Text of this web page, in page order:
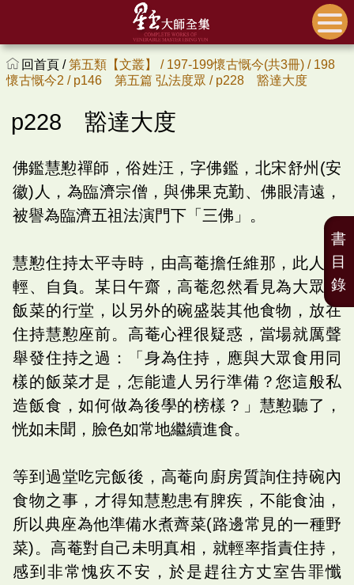
回首頁 /第五類【文叢】 / 197-199懷古慨今(共3冊) / 198
懷古慨今2 / p146 第五篇 弘法度眾 / p228 豁達大度
p228 豁達大度
佛鑑慧懃禪師，俗姓汪，字佛鑑，北宋舒州(安
徽)人，為臨濟宗僧，與佛果克勤、佛眼清遠，
被譽為臨濟五祖法演門下「三佛」。
慧懃住持太平寺時，由高菴擔任維那，此人年
輕、自負。某日午齋，高菴忽然看見為大眾添
飯菜的行堂，以另外的碗盛裝其他食物，放在
住持慧懃座前。高菴心裡很疑惑，當場就厲聲
舉發住持之過：「身為住持，應與大眾食用同
樣的飯菜才是，怎能遣人另行準備？您這般私
造飯食，如何做為後學的榜樣？」慧懃聽了，
恍如未聞，臉色如常地繼續進食。
等到過堂吃完飯後，高菴向廚房質詢住持碗內
食物之事，才得知慧懃患有脾疾，不能食油，
所以典座為他準備水煮薺菜(路邊常見的一種野
菜)。高菴對自己未明真相，就輕率指責住持，
感到非常愧疚不安，於是趕往方丈室告罪懺
書
目
錄